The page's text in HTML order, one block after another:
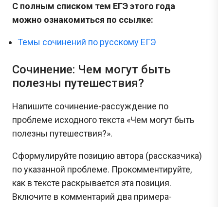
С полным списком тем ЕГЭ этого года
можно ознакомиться по ссылке:
Темы сочинений по русскому ЕГЭ
Сочинение: Чем могут быть
полезны путешествия?
Напишите сочинение-рассуждение по
проблеме исходного текста «Чем могут быть
полезны путешествия?».
Сформулируйте позицию автора (рассказчика)
по указанной проблеме. Прокомментируйте,
как в тексте раскрывается эта позиция.
Включите в комментарий два примера-